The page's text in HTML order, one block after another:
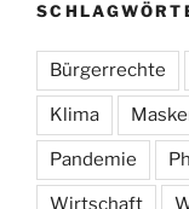
Bürgerrechte
Klima
Pandemie
Wirtschaft